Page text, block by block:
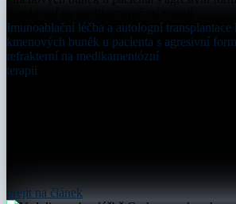
Imunoablační léčba a autologní transplantace
kmenových buněk u pacienta s agresivní
refrakterní na medikamentózní
terapii
přejít na článek